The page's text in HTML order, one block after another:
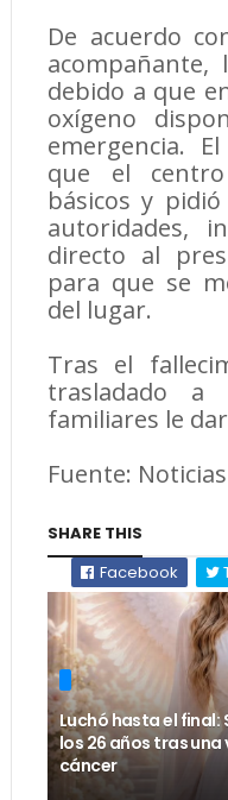
De acuerdo
acompañante,
debido a que
oxígeno
emergencia.
que el
básicos y
autoridades,
directo al
para que se
del lugar.
Tras el
trasladado a
familiares le
Fuente:
SHARE THIS
Facebook
Luchó hasta el final:
los 26 años tras
cáncer